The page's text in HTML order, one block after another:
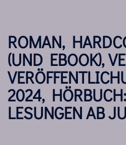
ROMAN,
(UND EBOOK),
2024,
LESUNGEN AB